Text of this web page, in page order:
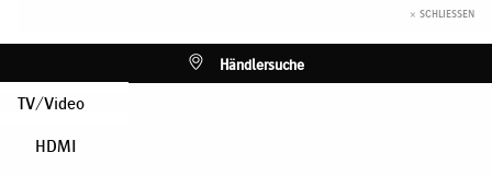
× SCHLIESSEN
Händlersuche
TV/Video
HDMI